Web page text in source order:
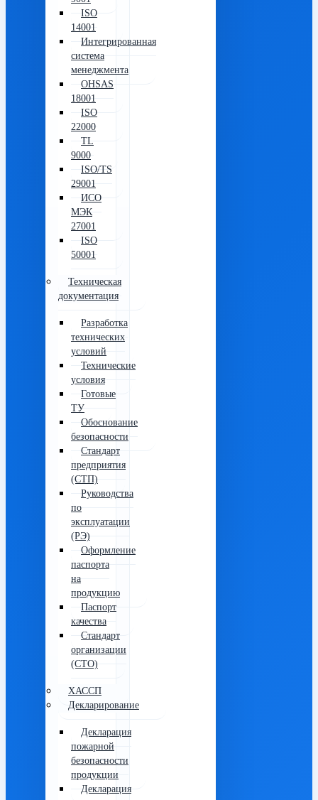
ISO
14001
Интегрированная
система
менеджмента
OHSAS
18001
ISO
22000
TL
9000
ISO/TS
29001
ИСО
МЭК
27001
ISO
50001
Техническая
документация
Разработка
технических
условий
Технические
условия
Готовые
ТУ
Обоснование
безопасности
Стандарт
предприятия
(СТП)
Руководства
по
эксплуатации
(РЭ)
Оформление
паспорта
на
продукцию
Паспорт
качества
Стандарт
организации
(СТО)
ХАССП
Декларирование
Декларация
пожарной
безопасности
продукции
Декларация